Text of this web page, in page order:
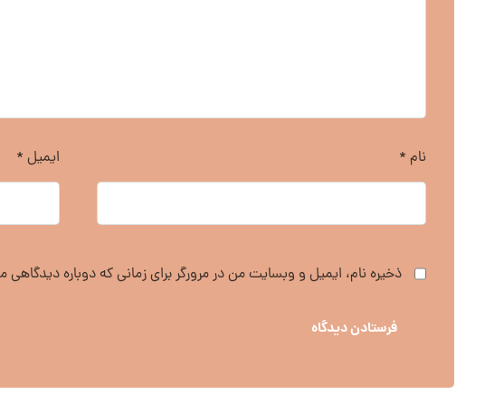
نام * ایمیل *
ذخیره نام، ایمیل و وبسایت من در مرورگر برای زمانی که دوباره
فرستادن دیدگاه